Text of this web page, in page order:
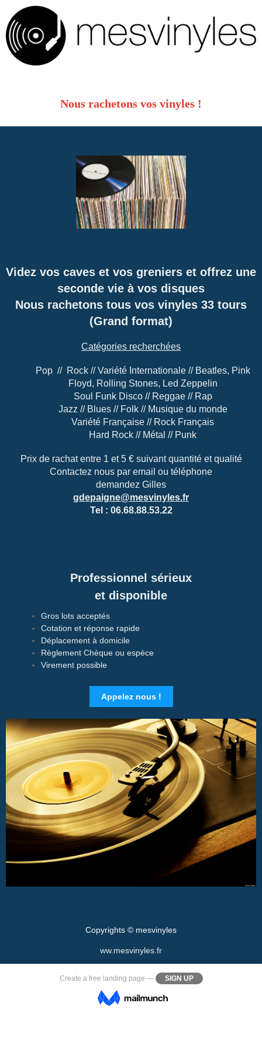
Nous rachetons vos vinyles !
Videz vos caves et vos greniers et offrez une
seconde vie à vos disques
Nous rachetons tous vos vinyles 33 tours
(Grand format)
Catégories recherchées
Pop // Rock // Variété Internationale // Beatles, Pink
Floyd, Rolling Stones, Led Zeppelin
Soul Funk Disco // Reggae // Rap
Jazz // Blues // Folk // Musique du monde
Variété Française // Rock Français
Hard Rock // Métal // Punk
Prix de rachat entre 1 et 5 € suivant quantité et qualité
Contactez nous par email ou téléphone
demandez Gilles
gdepaigne@mesvinyles.fr
Tel : 06.68.88.53.22
Professionnel sérieux
et disponible
Gros lots acceptés
Cotation et réponse rapide
Déplacement à domicile
Règlement Chèque ou espèce
Virement possible
Appelez nous !
Copyrights © mesvinyles
ww.mesvinyles.fr
Create a free landing page — SIGN UP